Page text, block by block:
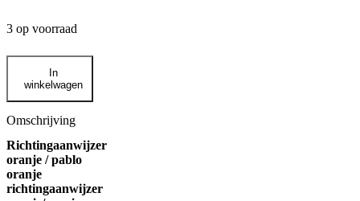
3 op voorraad
KSG
Richtingaanwijzer
oranje
/
pablo
aantal
In
winkelwagen
Omschrijving
Richtingaanwijzer
oranje / pablo
oranje
richtingaanwijzer